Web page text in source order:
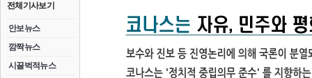
전체기사보기
안보뉴스
깜짝뉴스
시끌벅적뉴스